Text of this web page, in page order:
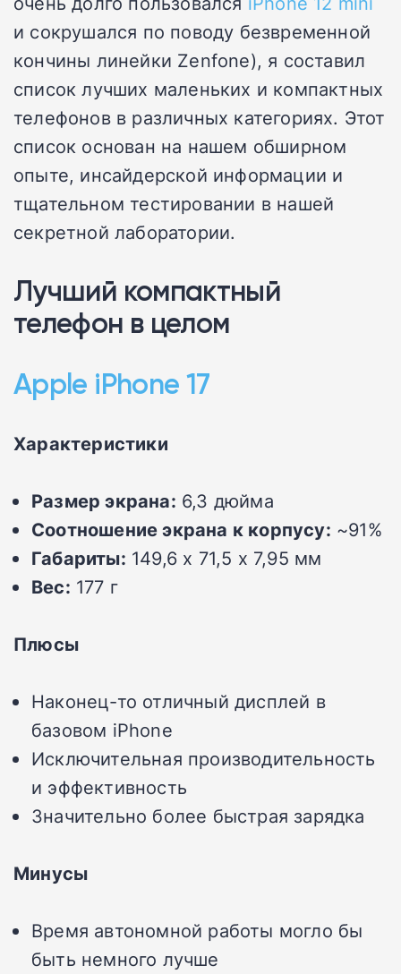
и сокрушался по поводу безвременной
кончины линейки Zenfone), я составил
список лучших маленьких и компактных
телефонов в различных категориях. Этот
список основан на нашем обширном
опыте, инсайдерской информации и
тщательном тестировании в нашей
секретной лаборатории.
Лучший компактный
телефон в целом
Apple iPhone 17
Характеристики
Размер экрана: 6,3 дюйма
Соотношение экрана к корпусу: ~91%
Габариты: 149,6 x 71,5 x 7,95 мм
Вес: 177 г
Плюсы
Наконец-то отличный дисплей в
базовом iPhone
Исключительная производительность
и эффективность
Значительно более быстрая зарядка
Минусы
Время автономной работы могло бы
быть немного лучше